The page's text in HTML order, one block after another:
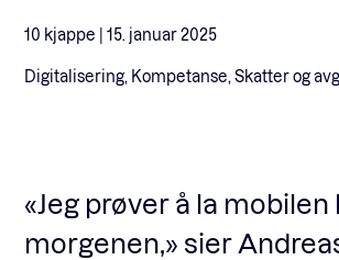
Ansatte
Arrangementer
10 kjappe | 15. januar 2025
Digitalisering, Kompetanse, Skatter og
«Jeg prøver å la mobilen
morgenen,» sier